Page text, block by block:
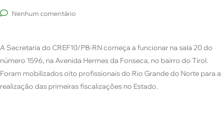
Nenhum comentário
A Secretaria do CREF10/PB-RN começa a funcionar na sala 20 do
número 1596, na Avenida Hermes da Fonseca, no bairro do Tirol.
Foram mobilizados oito profissionais do Rio Grande do Norte para a
realização das primeiras fiscalizações no Estado.